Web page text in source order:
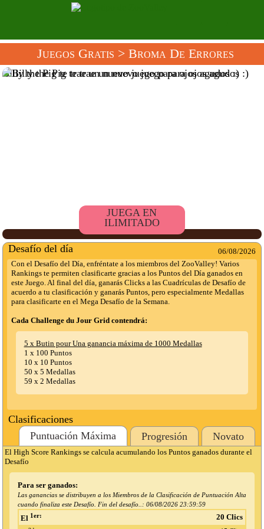
Juegos Gratis > Broma De Errores
Billy the Pig te trae un nuevo juego para ojos agudos :)
JUEGA EN
ILIMITADO
Desafío del día
06/08/2026
Con el Desafío del Día, enfréntate a los miembros del ZooValley! Varios
Rankings te permiten clasificarte gracias a los Puntos del Día ganados en
este Juego. Al final del día, ganarás Clicks a las Cuadrículas de Desafío de
acuerdo a tu clasificación y ganarás Puntos, pero especialmente Medallas
para clasificarte en el Mega Desafío de la Semana.
Cada Challenge du Jour Grid contendrá:
5 x Butin pour Una ganancia máxima de 1000 Medallas
1 x 100 Puntos
10 x 10 Puntos
50 x 5 Medallas
59 x 2 Medallas
Clasificaciones
Puntuación Máxima
Progresión Novato
El High Score Rankings se calcula acumulando los Puntos ganados durante el
Desafío
Para ser ganados:
Las ganancias se distribuyen a los Miembros de la Clasificación de Puntuación Alta
cuando finaliza este Desafío. Fin del desafío..: 06/08/2026 23:59:59
El 1er: 20 Clics